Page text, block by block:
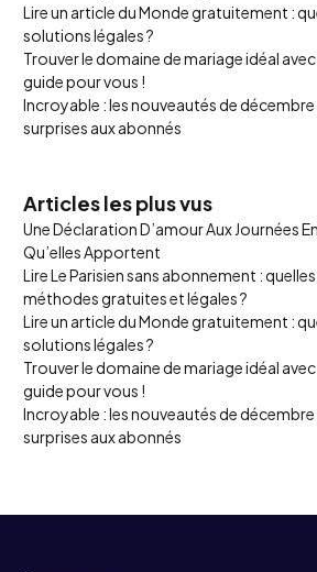
Lire un article du Monde gratuitement :
solutions légales ?
Trouver le domaine de mariage idéal
guide pour vous !
Incroyable : les nouveautés de
surprises aux abonnés
Articles les plus vus
Une Déclaration D’amour Aux Journées
Qu’elles Apportent
Lire Le Parisien sans abonnement :
méthodes gratuites et légales ?
Lire un article du Monde gratuitement :
solutions légales ?
Trouver le domaine de mariage idéal
guide pour vous !
Incroyable : les nouveautés de
surprises aux abonnés